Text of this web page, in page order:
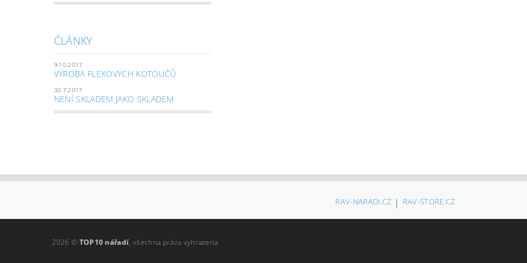
ČLÁNKY
9.10.2017
VÝROBA FLEXOVÝCH KOTOUČŮ
30.7.2017
NENÍ SKLADEM JAKO SKLADEM
RAV-NARADI.CZ | RAV-STORE.CZ
2026 © TOP10 nářadí, všechna práva vyhrazena